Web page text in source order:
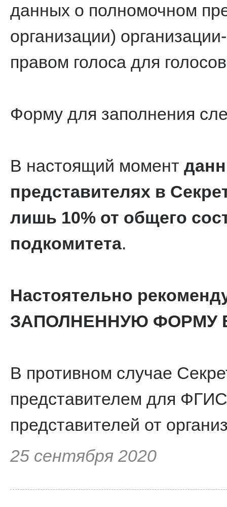
данных о полномочном
организации)
правом голоса для
Форму для заполнения
В настоящий момент
представителях в
лишь 10% от общего
подкомитета.
Настоятельно
ЗАПОЛНЕННУЮ ФОРМУ
В противном случае
представителем для
представителей от
25 сентября 2020